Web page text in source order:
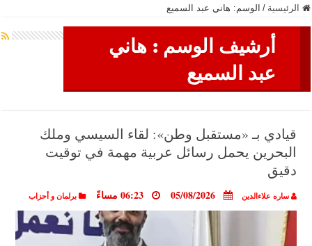
الرئيسية / الوسم: هاني عبد السميع
أرشيف الوسم :هاني
عبد السميع
قيادي بـ «مستقبل وطن»: لقاء السيسي وملك
البحرين يحمل رسائل عربية مهمة في توقيت
دقيق
ساره علاءالدين 05/08/2026 06:23 مساءً برلمان و أحزاب